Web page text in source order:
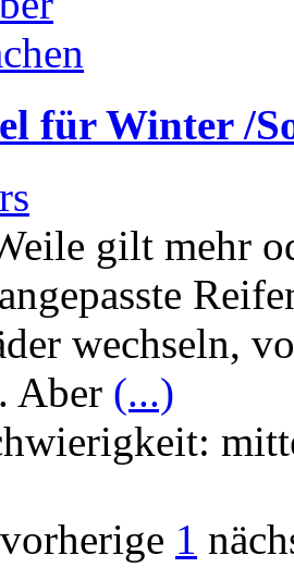
für Winter /
gilt mehr
wechseln,
Aber (...)
1